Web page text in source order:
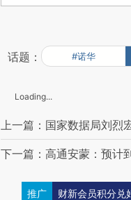
话题： #诺华
Loading...
上一篇：国家数据局刘烈
下一篇：高通安蒙：预计
推广 财新会员积分兑